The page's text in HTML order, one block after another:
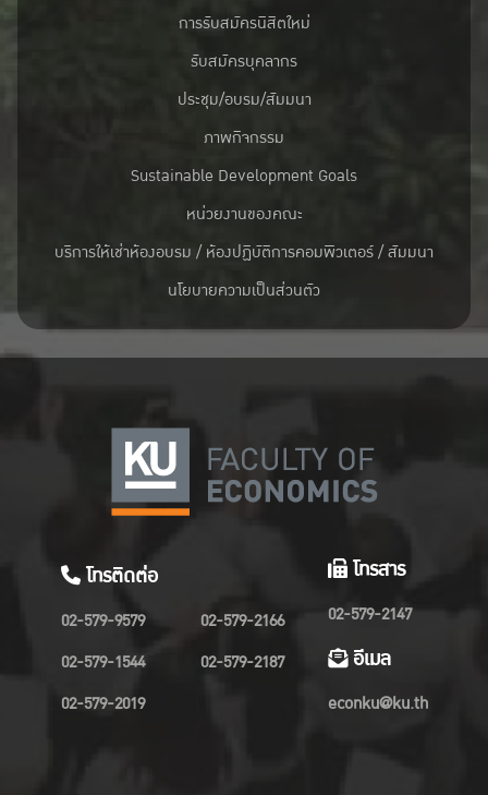
การรับสมัครนิสิตใหม่
รับสมัครบุคลากร
ประชุม/อบรม/สัมมนา
ภาพกิจกรรม
Sustainable Development Goals
หน่วยงานของคณะ
บริการให้เช่าห้องอบรม / ห้องปฏิบัติการคอมพิวเตอร์ / สัมมนา
นโยบายความเป็นส่วนตัว
โทรติดต่อ
02-579-9579
02-579-1544
02-579-2019
02-579-2166
02-579-2187
โทรสาร
02-579-2147
อีเมล
econku@ku.th